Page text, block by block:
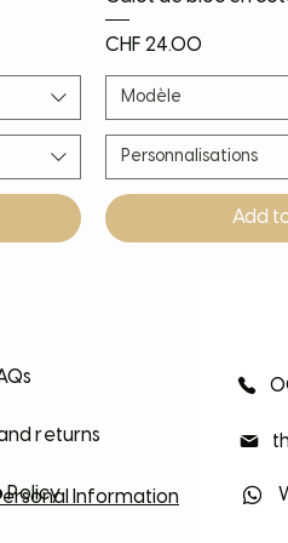
Price
CHF 24.00
Modèle
Personnalisations
Add
returns
Policy Information